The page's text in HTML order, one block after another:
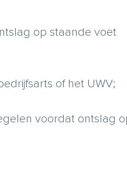
op staande voet
of het UWV;
voordat ontslag